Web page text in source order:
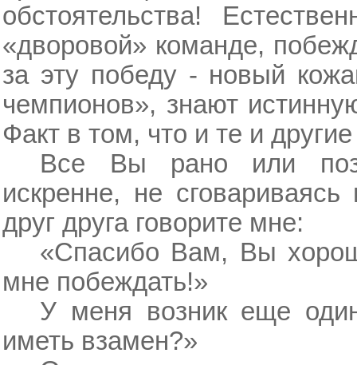
обстоятельства!
«дворовой» команде,
за эту победу - новый
чемпионов», знают
Факт в том, что и те и
Все Вы рано или
искренне, не
друг друга говорите мне:
«Спасибо Вам, Вы
мне побеждать!»
У меня возник еще
иметь взамен?»